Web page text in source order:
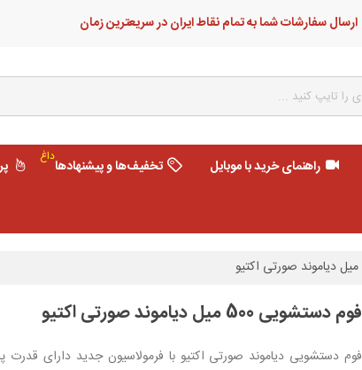
ارسال سفارشات شما به تمام نقاط ایران در سریعترین زمان
راهنمای خرید با موبایل تخفیف‌ها و پیشنهادهاداغ
فوم دستشویی 500 میل دیاموند صورتی اکتیو
فوم دستشویی دیاموند صورتی اکتیو با فرمولاسیون جدید دارای